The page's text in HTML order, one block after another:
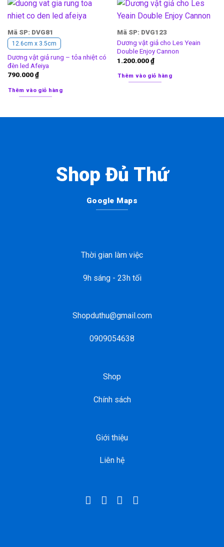
Mã SP: DVG81
12.6cm x 3.5cm
Dương vật giả rung – tỏa nhiệt có
đèn led Afeiya
790.000₫
Thêm vào giỏ hàng
Mã SP: DVG123
Dương vật giả cho Les Yeain
Double Enjoy Cannon
1.200.000₫
Thêm vào giỏ hàng
Shop Đủ Thứ
Google Maps
Thời gian làm việc
9h sáng - 23h tối
Shopduthu@gmail.com
0909054638
Shop
Chính sách
Giới thiệu
Liên hệ